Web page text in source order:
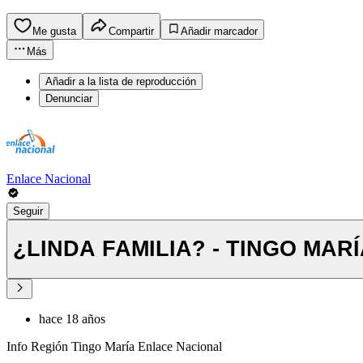
Me gusta Compartir
Añadir marcador
Más
Añadir a la lista de reproducción
Denunciar
Enlace Nacional
Seguir
¿LINDA FAMILIA? - TINGO
hace 18 años
Info Región Tingo María Enlace Nacional